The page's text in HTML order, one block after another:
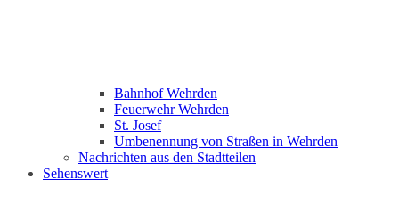
Bahnhof Wehrden
Feuerwehr Wehrden
St. Josef
Umbenennung von Straßen in Wehrden
Nachrichten aus den Stadtteilen
Sehenswert